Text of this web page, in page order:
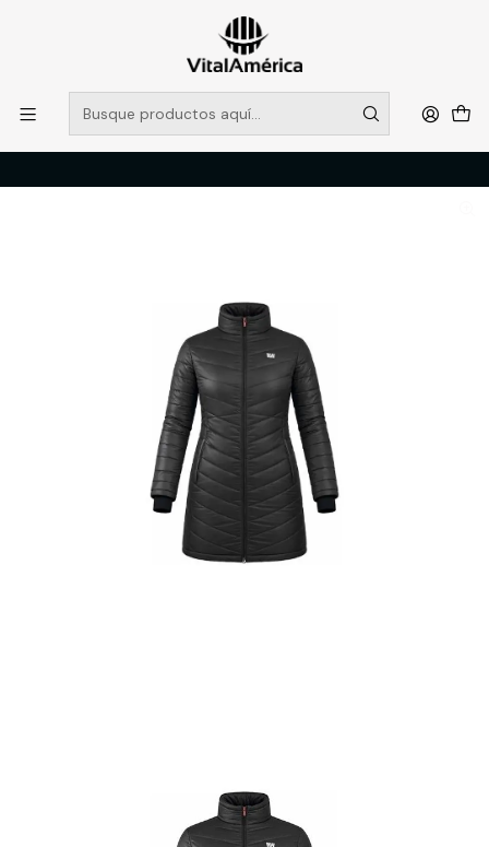
POR SISTEMA FRONTAL SOLO RETIROS EN TIENDA, DESDE
MUCHAS GRACIAS +569 5956 2237
Leer más
Catálogo
VESTIMENTA TECNICA Y CORPORATIVA
PARKA LARGA HW AURORA MUJER NEGRO M